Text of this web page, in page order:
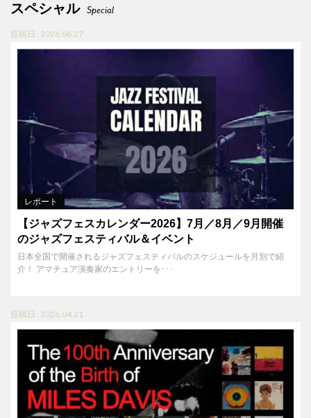
スペシャル Special
投稿日 : 2026.06.27
レポート
【ジャズフェスカレンダー2026】7月／8月／9月開催
のジャズフェスティバル＆イベント
日本全国で開催されるジャズフェスティバルのスケジュールを月別で紹
介！ アマチュア演奏家のエントリーを･･･
投稿日 : 2026.04.21